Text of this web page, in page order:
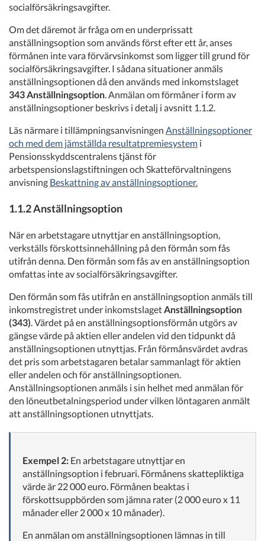
socialförsäkringsavgifter.
Om det däremot är fråga om en underprissatt
anställningsoption som används först efter ett år, anses
förmånen inte vara förvärvsinkomst som ligger till grund för
socialförsäkringsavgifter. I sådana situationer anmäls
anställningsoptionen då den används med inkomstslaget
343 Anställningsoption. Anmälan om förmåner i form av
anställningsoptioner beskrivs i detalj i avsnitt 1.1.2.
Läs närmare i tillämpningsanvisningen Anställningsoptioner
och med dem jämställda resultatpremiesystem i
Pensionsskyddscentralens tjänst för
arbetspensionslagstiftningen och Skatteförvaltningens
anvisning Beskattning av anställningsoptioner.
1.1.2 Anställningsoption
När en arbetstagare utnyttjar en anställningsoption,
verkställs förskottsinnehållning på den förmån som fås
utifrån denna. Den förmån som fås av en anställningsoption
omfattas inte av socialförsäkringsavgifter.
Den förmån som fås utifrån en anställningsoption anmäls till
inkomstregistret under inkomstslaget Anställningsoption
(343) . Värdet på en anställningsoptionsförmån utgörs av
gängse värde på aktien eller andelen vid den tidpunkt då
anställningsoptionen utnyttjas. Från förmånsvärdet avdras
det pris som arbetstagaren betalar sammanlagt för aktien
eller andelen och för anställningsoptionen.
Anställningsoptionen anmäls i sin helhet med anmälan för
den löneutbetalningsperiod under vilken löntagaren anmält
att anställningsoptionen utnyttjats.
Exempel 2: En arbetstagare utnyttjar en
anställningsoption i februari. Förmånens skattepliktiga
värde är 22 000 euro. Förmånen beaktas i
förskottsuppbörden som jämna rater (2 000 euro x 11
månader eller 2 000 x 10 månader).
En anmälan om anställningsoptionen lämnas in till